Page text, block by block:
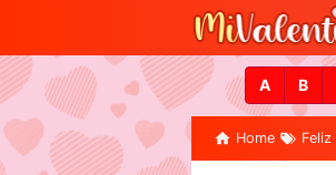
A B
Home